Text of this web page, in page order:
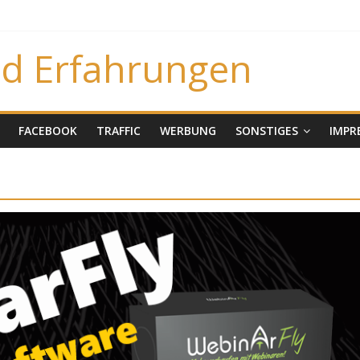
Erfahrungen
FACEBOOK TRAFFIC WERBUNG SONSTIGES
Übersicht aller
Michael Gluska
verdienen
Traffic
Übersicht aller
Previews
Video
Marketing
Webinar
Neukunden Revolution
26. August 2020 Michael Gluska